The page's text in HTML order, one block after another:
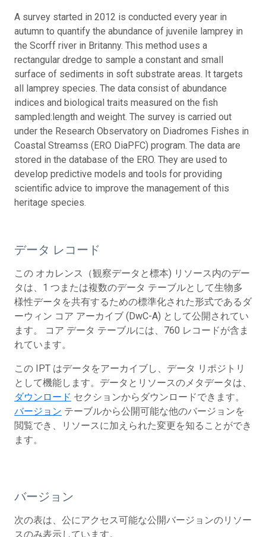
A survey started in 2012 is conducted every year in
autumn to quantify the abundance of juvenile lamprey in
the Scorff river in Britanny. This method uses a
rectangular dredge to sample a constant and small
surface of sediments in soft substrate areas. It targets
all lamprey species. The data consist of abundance
indices and biological traits measured on the fish
sampled:length and weight. The survey is carried out
under the Research Observatory on Diadromes Fishes in
Coastal Streamss (ERO DiaPFC) program. The data are
stored in the database of the ERO. They are used to
develop predictive models and tools for providing
scientific advice to improve the management of this
heritage species.
データ レコード
この オカレンス（観察データと標本) リソース内のデー
タは、1 つまたは複数のデータ テーブルとして生物多
様性データを共有するための標準化された形式であるダ
ーウィン コア アーカイブ (DwC-A) として公開されてい
ます。 コア データ テーブルには、760 レコードが含ま
れています。
この IPT はデータをアーカイブし、データ リポジトリ
として機能します。データとリソースのメタデータは、
ダウンロード セクションからダウンロードできます。
バージョン テーブルから公開可能な他のバージョンを
閲覧でき、リソースに加えられた変更を知ることができ
ます。
バージョン
次の表は、公にアクセス可能な公開バージョンのリソー
スのみ表示しています。